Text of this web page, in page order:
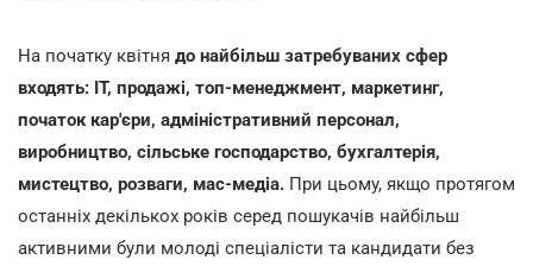
На початку квітня до найбільш затребуваних сфер
входять: ІТ, продажі, топ-менеджмент, маркетинг,
початок кар'єри, адміністративний персонал,
виробництво, сільське господарство, бухгалтерія,
мистецтво, розваги, мас-медіа. При цьому, якщо протягом
останніх декількох років серед пошукачів найбільш
активними були молоді спеціалісти та кандидати без